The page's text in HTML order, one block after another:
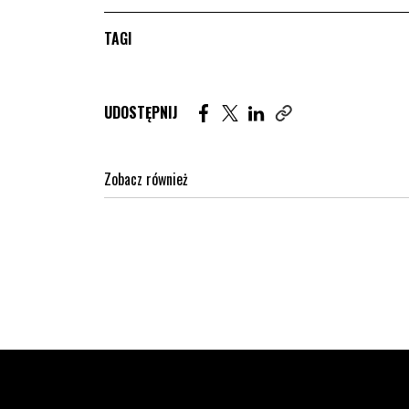
TAGI
UDOSTĘPNIJ Udostępnij artykuł na Facebook.
Udostępnij artykuł na
Udostępnij artykuł na
Zobacz również